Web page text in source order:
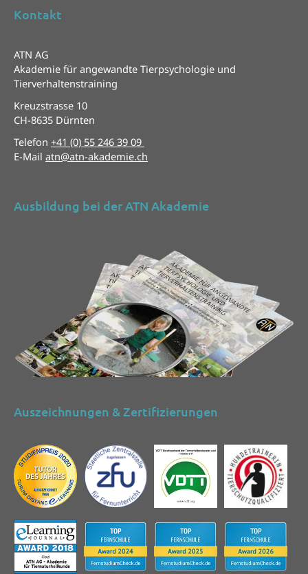
Kontakt
ATN AG
Akademie für angewandte Tierpsychologie und
Tierverhaltenstraining
Kreuzstrasse 10
CH-8635 Dürnten
Telefon +41 (0) 55 246 39 09
E-Mail atn@atn-akademie.ch
Ausbildung bei der ATN Akademie
Auszeichnungen & Zertifizierungen